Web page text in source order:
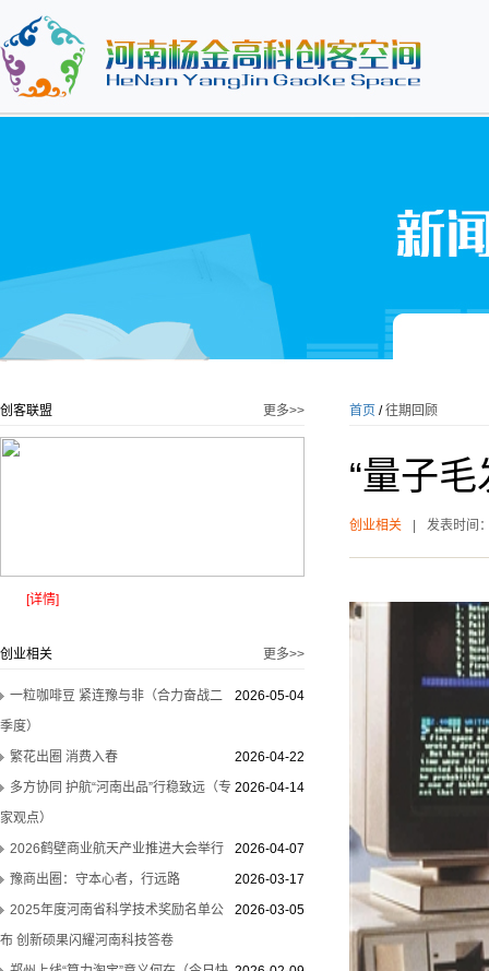
更多>>
创客联盟
[详情]
更多>>
创业相关
2026-05-04
一粒咖啡豆 紧连豫与非（合力奋战二
季度）
2026-04-22
繁花出圈 消费入春
2026-04-14
多方协同 护航“河南出品”行稳致远（专
家观点）
2026-04-07
2026鹤壁商业航天产业推进大会举行
2026-03-17
豫商出圈：守本心者，行远路
2026-03-05
2025年度河南省科学技术奖励名单公
布 创新硕果闪耀河南科技答卷
首页 /往期回顾
“量子
创业相关 发表时间